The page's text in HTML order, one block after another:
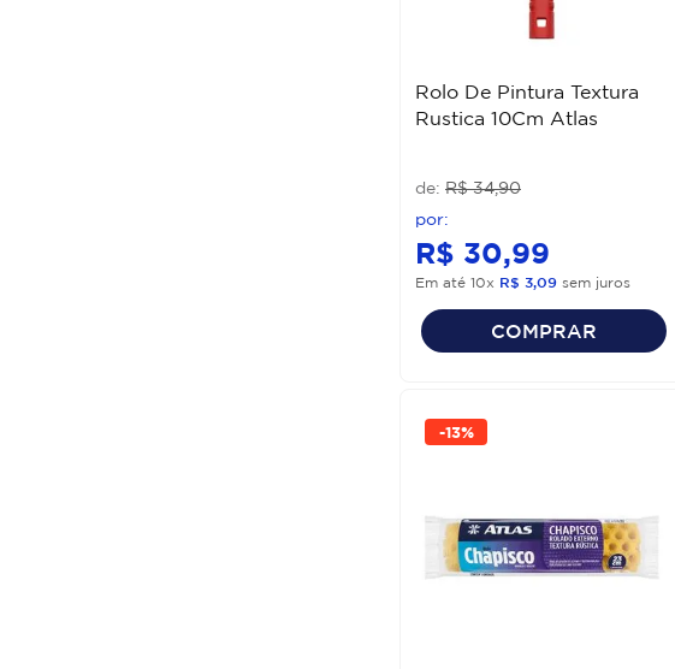
Rolo De Pintura Textura
Rustica 10Cm Atlas
R$ 34,90
R$ 30,99
Em até 10x R$ 3,09 sem juros
COMPRAR
-13%